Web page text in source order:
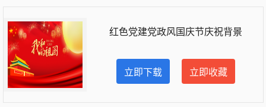
红色党建党政风国庆节庆祝背景
立即下载 立即收藏